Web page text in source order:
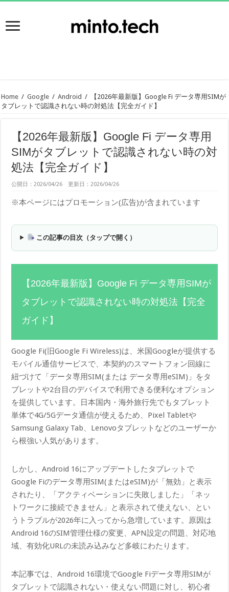
Home / Google / Android /
【2026年最新版】Google Fi データ専用SIMが
タブレットで認識されない時の対処法【完全ガイド】
【2026年最新版】Google Fi データ専用
SIMがタブレットで認識されない時の対
処法【完全ガイド】
公開日：2026/04/26 更新日：2026/04/26
※本ページにはプロモーション(広告)が含まれています
この記事の目次（タップで開く）
【2026年最新版】Google Fi データ専用SIMが
タブレットで認識されない時の対処法【完全
ガイド】
Google Fi(旧Google Fi Wireless)は、米国Googleが提供する
モバイル通信サービスで、本契約のスマートフォン回線に
紐づけて「データ専用SIM(または データ専用eSIM)」をタ
ブレットや2台目のデバイスで利用できる便利なオプション
を提供しています。日本国内・海外旅行先でもタブレット
単体で4G/5Gデータ通信が使えるため、Pixel Tabletや
Samsung Galaxy Tab、Lenovoタブレットなどのユーザーか
ら根強い人気があります。
しかし、Android 16にアップデートしたタブレットで
Google Fiのデータ専用SIM(またはeSIM)が「無効」と表示
されたり、「アクティベーションに失敗しました」「ネッ
トワークに接続できません」と表示されて使えない、とい
うトラブルが2026年に入ってから急増しています。原因は
Android 16のSIM管理仕様の変更、APN設定の問題、対応地
域、有効化URLの未読み込みなど多岐にわたります。
本記事では、Android 16環境でGoogle Fiデータ専用SIMが
タブレットで認識されない・使えない問題に対し、初心者